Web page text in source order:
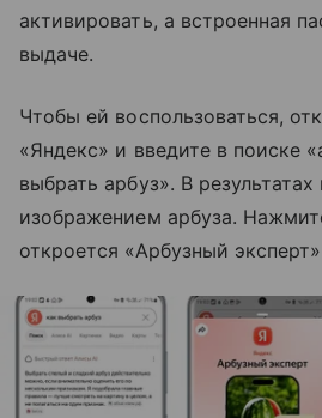
активировать, а встроенная
выдаче.
Чтобы ей воспользоваться,
«Яндекс» и введите в поиске
выбрать арбуз». В
изображением арбуза.
откроется «Арбузный